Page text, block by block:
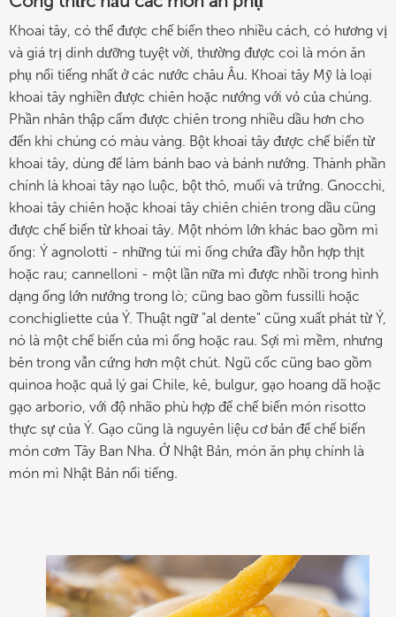
Khoai tây, có thể được chế biến theo nhiều cách, có hương vị
và giá trị dinh dưỡng tuyệt vời, thường được coi là món ăn
phụ nổi tiếng nhất ở các nước châu Âu. Khoai tây Mỹ là loại
khoai tây nghiền được chiên hoặc nướng với vỏ của chúng.
Phần nhân thập cẩm được chiên trong nhiều dầu hơn cho
đến khi chúng có màu vàng. Bột khoai tây được chế biến từ
khoai tây, dùng để làm bánh bao và bánh nướng. Thành phần
chính là khoai tây nạo luộc, bột thô, muối và trứng. Gnocchi,
khoai tây chiên hoặc khoai tây chiên chiên trong dầu cũng
được chế biến từ khoai tây. Một nhóm lớn khác bao gồm mì
ống: Ý agnolotti - những túi mì ống chứa đầy hỗn hợp thịt
hoặc rau; cannelloni - một lần nữa mì được nhồi trong hình
dạng ống lớn nướng trong lò; cũng bao gồm fussilli hoặc
conchigliette của Ý. Thuật ngữ "al dente" cũng xuất phát từ Ý,
nó là một chế biến của mì ống hoặc rau. Sợi mì mềm, nhưng
bên trong vẫn cứng hơn một chút. Ngũ cốc cũng bao gồm
quinoa hoặc quả lý gai Chile, kê, bulgur, gạo hoang dã hoặc
gạo arborio, với độ nhão phù hợp để chế biến món risotto
thực sự của Ý. Gạo cũng là nguyên liệu cơ bản để chế biến
món cơm Tây Ban Nha. Ở Nhật Bản, món ăn phụ chính là
món mì Nhật Bản nổi tiếng.